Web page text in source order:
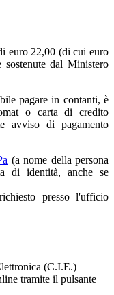
euro 22,00 (di cui euro
sostenute dal Ministero
pagare in contanti, è
o carta di credito
avviso di pagamento
(a nome della persona
di identità, anche se
presso l'ufficio
(C.I.E.) –
tramite il pulsante